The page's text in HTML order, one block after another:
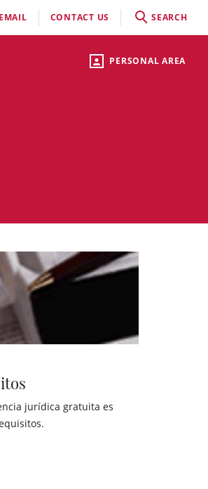
PERSONAL AREA
EMAIL CONTACT US SEARCH
jurídica gratuita es